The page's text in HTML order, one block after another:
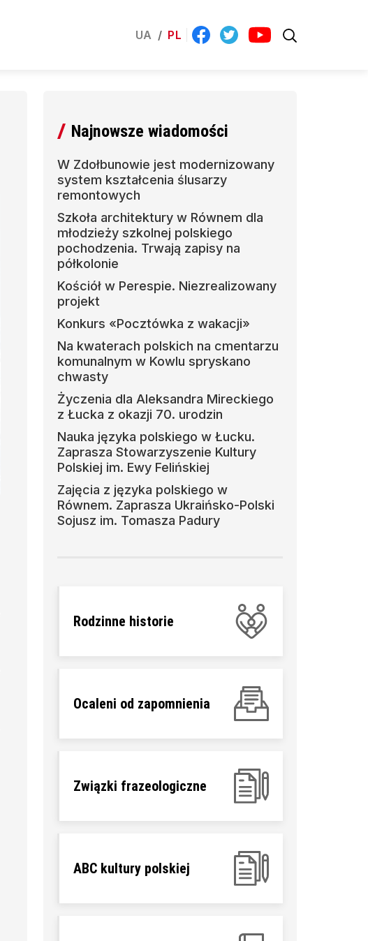
UA / PL
Najnowsze wiadomości
W Zdołbunowie jest modernizowany
system kształcenia ślusarzy
remontowych
Szkoła architektury w Równem dla
młodzieży szkolnej polskiego
pochodzenia. Trwają zapisy na
półkolonie
Kościół w Perespie. Niezrealizowany
projekt
Konkurs «Pocztówka z wakacji»
Na kwaterach polskich na cmentarzu
komunalnym w Kowlu spryskano
chwasty
Życzenia dla Aleksandra Mireckiego
z Łucka z okazji 70. urodzin
Nauka języka polskiego w Łucku.
Zaprasza Stowarzyszenie Kultury
Polskiej im. Ewy Felińskiej
Zajęcia z języka polskiego w
Równem. Zaprasza Ukraińsko-Polski
Sojusz im. Tomasza Padury
Rodzinne historie
Ocaleni od zapomnienia
Związki frazeologiczne
ABC kultury polskiej